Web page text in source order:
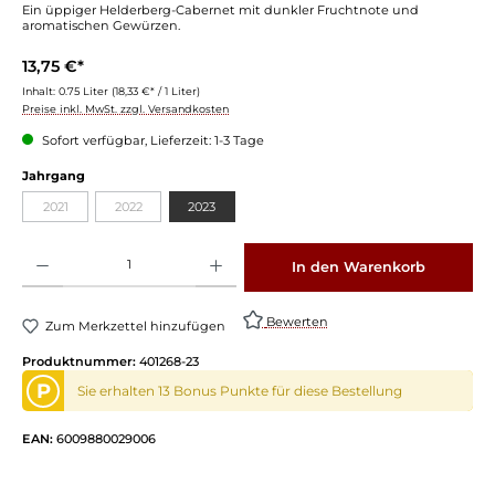
Ein üppiger Helderberg-Cabernet mit dunkler Fruchtnote und
aromatischen Gewürzen.
13,75 €*
Inhalt: 0.75 Liter (18,33 €* / 1 Liter)
Preise inkl. MwSt. zzgl. Versandkosten
Sofort verfügbar, Lieferzeit: 1-3 Tage
Jahrgang
2021 2022 2023
In den Warenkorb
Zum Merkzettel hinzufügen Bewerten
Produktnummer: 401268-23
P Sie erhalten 13 Bonus Punkte für diese Bestellung
EAN: 6009880029006